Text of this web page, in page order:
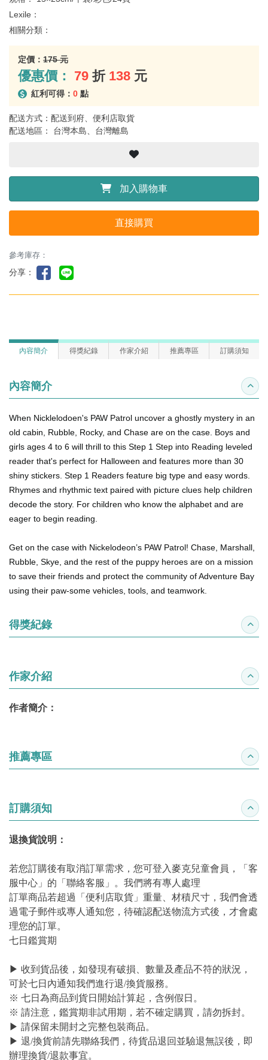
Lexile：
相關分類：
定價： 175 元
優惠價： 79 折 138 元
紅利可得： 0 點
配送方式：配送到府、便利店取貨
配送地區： 台灣本島、台灣離島
加入購物車
直接購買
參考庫存：
分享：
內容簡介 得獎紀錄 作家介紹 推薦專區 訂購須知
內容簡介 收合
When Nicklelodoen's PAW Patrol uncover a ghostly mystery in an
old cabin, Rubble, Rocky, and Chase are on the case. Boys and
girls ages 4 to 6 will thrill to this Step 1 Step into Reading leveled
reader that's perfect for Halloween and features more than 30
shiny stickers. Step 1 Readers feature big type and easy words.
Rhymes and rhythmic text paired with picture clues help children
decode the story. For children who know the alphabet and are
eager to begin reading.
Get on the case with Nickelodeon’s PAW Patrol! Chase, Marshall,
Rubble, Skye, and the rest of the puppy heroes are on a mission
to save their friends and protect the community of Adventure Bay
using their paw-some vehicles, tools, and teamwork.
得獎紀錄 收合
作家介紹 收合
作者簡介：
推薦專區 收合
訂購須知 收合
退換貨說明：
若您訂購後有取消訂單需求，您可登入麥克兒童會員，「客
服中心」的「聯絡客服」。我們將有專人處理
訂單商品若超過「便利店取貨」重量、材積尺寸，我們會透
過電子郵件或專人通知您，待確認配送物流方式後，才會處
理您的訂單。
七日鑑賞期
▶ 收到貨品後，如發現有破損、數量及產品不符的狀況，
可於七日內通知我們進行退/換貨服務。
※ 七日為商品到貨日開始計算起，含例假日。
※ 請注意，鑑賞期非試用期，若不確定購買，請勿拆封。
▶ 請保留未開封之完整包裝商品。
▶ 退/換貨前請先聯絡我們，待貨品退回並驗退無誤後，即
辦理換貨/退款事宜。